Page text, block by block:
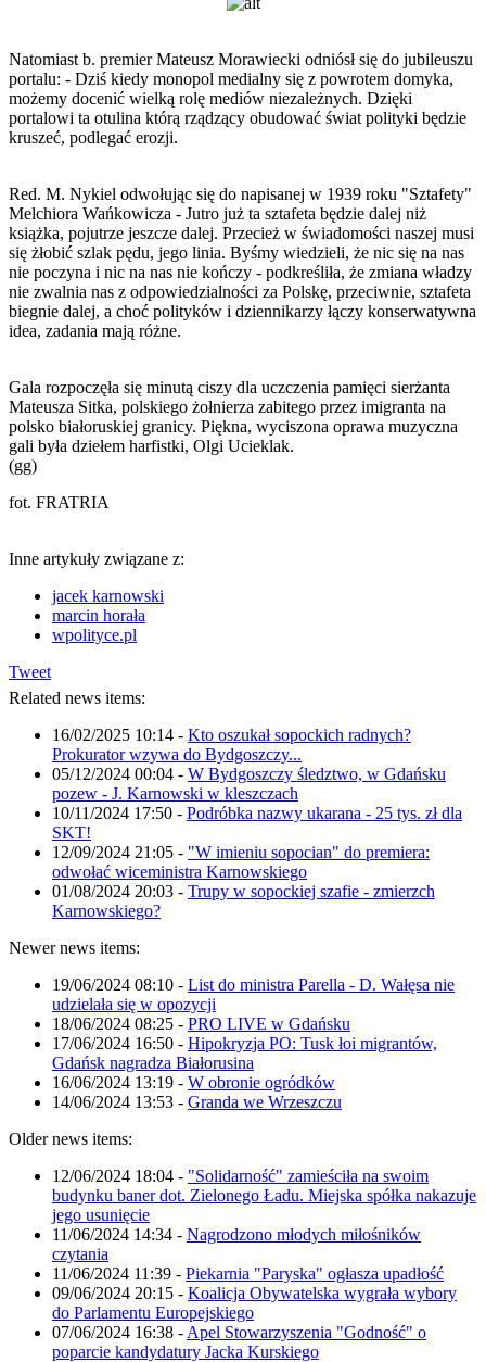
Natomiast b. premier Mateusz Morawiecki odniósł się do jubileuszu
portalu: - Dziś kiedy monopol medialny się z powrotem domyka,
możemy docenić wielką rolę mediów niezależnych. Dzięki
portalowi ta otulina którą rządzący obudować świat polityki będzie
kruszeć, podlegać erozji.
Red. M. Nykiel odwołując się do napisanej w 1939 roku "Sztafety"
Melchiora Wańkowicza - Jutro już ta sztafeta będzie dalej niż
książka, pojutrze jeszcze dalej. Przecież w świadomości naszej musi
się żłobić szlak pędu, jego linia. Byśmy wiedzieli, że nic się na nas
nie poczyna i nic na nas nie kończy - podkreśliła, że zmiana władzy
nie zwalnia nas z odpowiedzialności za Polskę, przeciwnie, sztafeta
biegnie dalej, a choć polityków i dziennikarzy łączy konserwatywna
idea, zadania mają różne.
Gala rozpoczęła się minutą ciszy dla uczczenia pamięci sierżanta
Mateusza Sitka, polskiego żołnierza zabitego przez imigranta na
polsko białoruskiej granicy. Piękna, wyciszona oprawa muzyczna
gali była dziełem harfistki, Olgi Ucieklak.
(gg)
fot. FRATRIA
Inne artykuły związane z:
jacek karnowski
marcin horała
wpolityce.pl
Tweet
Related news items:
16/02/2025 10:14 - Kto oszukał sopockich radnych?
Prokurator wzywa do Bydgoszczy...
05/12/2024 00:04 - W Bydgoszczy śledztwo, w Gdańsku
pozew - J. Karnowski w kleszczach
10/11/2024 17:50 - Podróbka nazwy ukarana - 25 tys. zł dla
SKT!
12/09/2024 21:05 - "W imieniu sopocian" do premiera:
odwołać wiceministra Karnowskiego
01/08/2024 20:03 - Trupy w sopockiej szafie - zmierzch
Karnowskiego?
Newer news items:
19/06/2024 08:10 - List do ministra Parella - D. Wałęsa nie
udzielała się w opozycji
18/06/2024 08:25 - PRO LIVE w Gdańsku
17/06/2024 16:50 - Hipokryzja PO: Tusk łoi migrantów,
Gdańsk nagradza Białorusina
16/06/2024 13:19 - W obronie ogródków
14/06/2024 13:53 - Granda we Wrzeszczu
Older news items:
12/06/2024 18:04 - "Solidarność" zamieściła na swoim
budynku baner dot. Zielonego Ładu. Miejska spółka nakazuje
jego usunięcie
11/06/2024 14:34 - Nagrodzono młodych miłośników
czytania
11/06/2024 11:39 - Piekarnia "Paryska" ogłasza upadłość
09/06/2024 20:15 - Koalicja Obywatelska wygrała wybory
do Parlamentu Europejskiego
07/06/2024 16:38 - Apel Stowarzyszenia "Godność" o
poparcie kandydatury Jacka Kurskiego